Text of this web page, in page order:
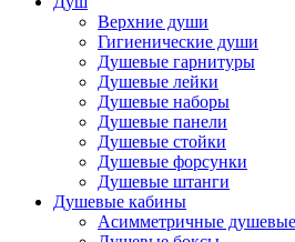
Верхние души
Гигиенические души
Душевые гарнитуры
Душевые лейки
Душевые наборы
Душевые панели
Душевые стойки
Душевые форсунки
Душевые штанги
Душевые кабины
Асимметричные